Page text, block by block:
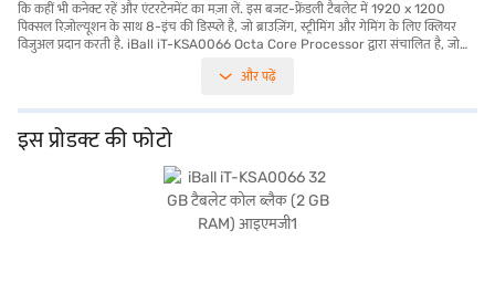
कि कहीं भी कनेक्ट रहें और एंटरटेनमेंट का मज़ा लें. इस बजट-फ्रेंडली टैबलेट में 1920 x 1200
पिक्सल रिज़ोल्यूशन के साथ 8-इंच की डिस्प्ले है, जो ब्राउज़िंग, स्ट्रीमिंग और गेमिंग के लिए क्लियर
विजुअल प्रदान करती है. iBall iT-KSA0066 Octa Core Processor द्वारा संचालित है, जो
सुनिश्चित होती है. 32 GB की इंटरनल स्टोरेज के साथ, आपके पास अपने ऐप, फोटो और वीडियो के लिए
रियर कैमरा से अपनी यादों को कैप्चर करें और 5 MP फ्रंट कैमरा के साथ वीडियो कॉल का आनंद लें.
4000mAh की बैटरी यह सुनिश्चित करती है कि आप पूरे दिन पावर-अप रहें, और 4G और वाई-फाई
कनेक्टिविटी के साथ, आप कहीं भी कनेक्ट रह सकते हैं. यह iBall iT-KSA0066 टैबलेट, अपने
स्लीक ब्लैक फिनिश के साथ, वर्सेटाइल और पोर्टेबल डिवाइस चाहने वाले यूज़र्स के लिए आदर्श है.
खरीदारी करने के लिए बजाज फाइनेंस पर विकल्पों के बारे में जानें या पार्टनर स्टोर पर जाएं और Easy
और पढ़ें
इस प्रोडक्ट की फोटो